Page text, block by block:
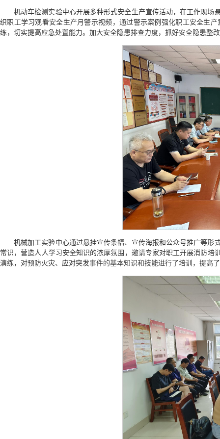
机动车检测实验中心开展多种形式安全生产宣传活动，在工作现
织职工学习观看安全生产月警示视频，通过警示案例强化职工安全生
练，切实提高应急处置能力。加大安全隐患排查力度，抓好安全隐患整
机械加工实验中心通过悬挂宣传条幅、宣传海报和公众号推广等
常识，营造人人学习安全知识的浓厚氛围，邀请专家对职工开展消防
演练，对预防火灾、应对突发事件的基本知识和技能进行了培训，提高